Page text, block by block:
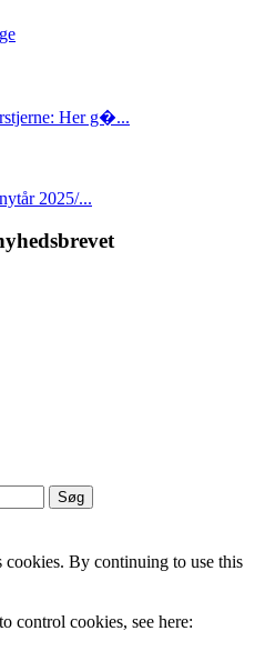
Her g�...
2025/...
By continuing to use this
control cookies, see here: